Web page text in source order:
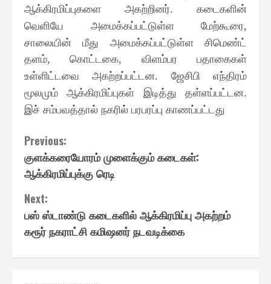
ஆக்கிரமிப்புகளை அகற்றினர். கடைகளின்
வெளியே அமைக்கப்பட்டுள்ள மேற்கூரை,
சாலையின் மீது அமைக்கப்பட்டுள்ள சிமெண்ட்
தளம்,கொட்டகை, விளம்பர பதாகைகள்
உள்ளிட்டவை அகற்றப்பட்டன. ஜேசிபி எந்திரம்
மூலமும் ஆக்கிரமிப்புகள் இடித்து தள்ளப்பட்டன.
இச் சம்பவத்தால் நகரில் பரபரப்பு காணப்பட்டது
Continue
Reading
Previous:
குளக்கரையோரம் முளைக்கும் கடைகள்:
ஆக்கிரமிப்புக்கு ரெடி
Next:
பஸ் ஸ்டாண்டு கடைகளில் ஆக்கிரமிப்பு அகற்றம்
கரூர் நகராட்சி கமிஷனர் நடவடிக்கை